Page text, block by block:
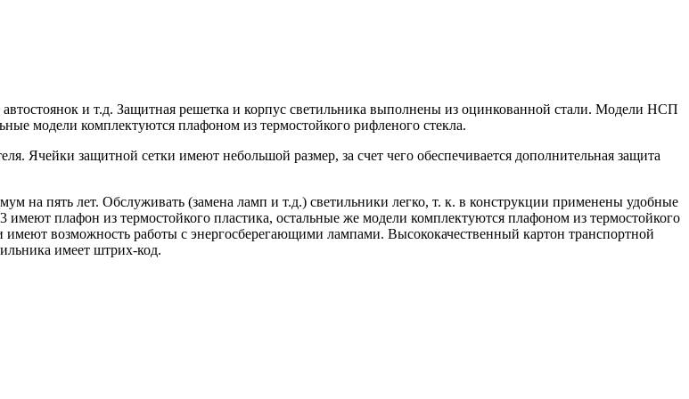
и т.д. Защитная решетка и корпус светильника выполнены из оцинкованной стали. Модели НСП
модели комплектуются плафоном из термостойкого рифленого стекла.
Ячейки защитной сетки имеют небольшой размер, за счет чего обеспечивается дополнительная защита
на пять лет. Обслуживать (замена ламп и т.д.) светильники легко, т. к. в конструкции применены удобные
имеют плафон из термостойкого пластика, остальные же модели комплектуются плафоном из термостойкого
возможность работы с энергосберегающими лампами. Высококачественный картон транспортной
имеет штрих-код.